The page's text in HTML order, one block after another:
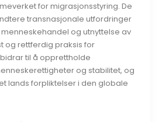
for migrasjonsstyring. De
transnasjonale utfordringer
og utnyttelse av
og rettferdig praksis for
til å opprettholde
og stabilitet, og
lands forpliktelser i den globale